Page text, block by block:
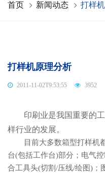
首页 新闻动态 打样
打样机原理分析
2011-11-02T9:53:55 3952
印刷业是我国重要的工
样行业的发展。
目前大多数箱型打样机都
台(包括工作台)部分；电气
合工具头(切割/压线/绘图)；